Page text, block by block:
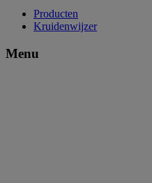
Producten
Kruidenwijzer
Menu